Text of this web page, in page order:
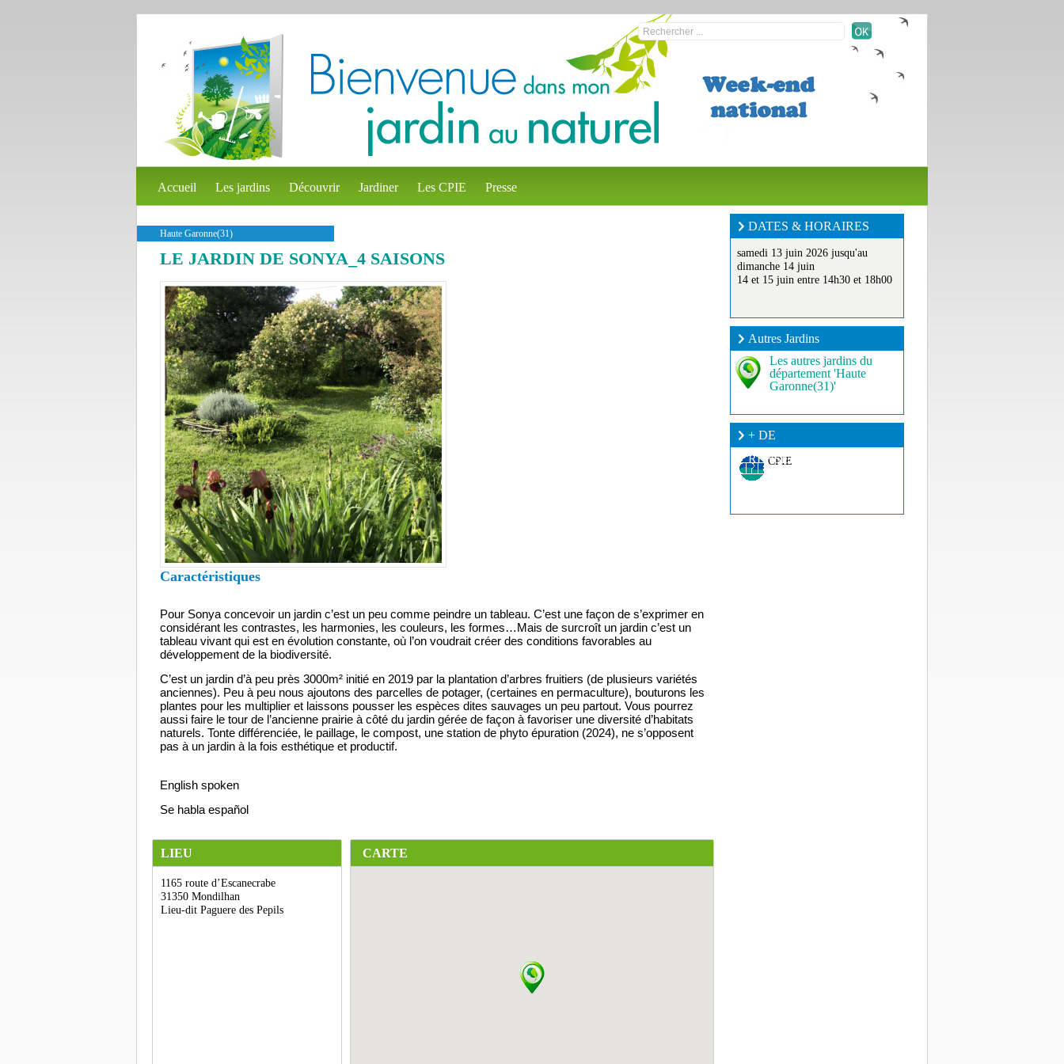
Accueil Les jardins Découvrir Jardiner Les CPIE Presse
Haute Garonne(31)
LE JARDIN DE SONYA_4 SAISONS
Caractéristiques
Pour Sonya concevoir un jardin c’est un peu comme peindre un tableau. C’est une façon de s’exprimer en
considérant les contrastes, les harmonies, les couleurs, les formes…Mais de surcroît un jardin c’est un
tableau vivant qui est en évolution constante, où l’on voudrait créer des conditions favorables au
développement de la biodiversité.
C’est un jardin d’à peu près 3000m² initié en 2019 par la plantation d’arbres fruitiers (de plusieurs variétés
anciennes). Peu à peu nous ajoutons des parcelles de potager, (certaines en permaculture), bouturons les
plantes pour les multiplier et laissons pousser les espèces dites sauvages un peu partout. Vous pourrez
aussi faire le tour de l’ancienne prairie à côté du jardin gérée de façon à favoriser une diversité d’habitats
naturels. Tonte différenciée, le paillage, le compost, une station de phyto épuration (2024), ne s’opposent
pas à un jardin à la fois esthétique et productif.
English spoken
Se habla español
LIEU
1165 route d’Escanecrabe
31350 Mondilhan
Lieu-dit Paguere des Pepils
CARTE
DATES & HORAIRES
samedi 13 juin 2026 jusqu'au
dimanche 14 juin
14 et 15 juin entre 14h30 et 18h00
Autres Jardins
Les autres jardins du
département 'Haute
Garonne(31)'
+ DE
RENSEIGNEMENT ?
CPIE